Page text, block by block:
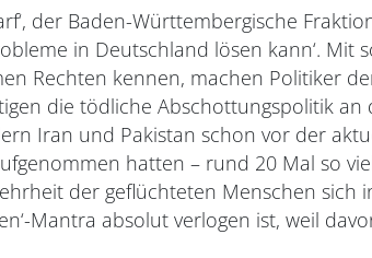
der Baden-Württembergische
in Deutschland lösen kann‘. Mit
Rechten kennen, machen Politiker
die tödliche Abschottungspolitik an
Iran und Pakistan schon vor der
hatten – rund 20 Mal so
der geflüchteten Menschen sich
Mantra absolut verlogen ist, weil